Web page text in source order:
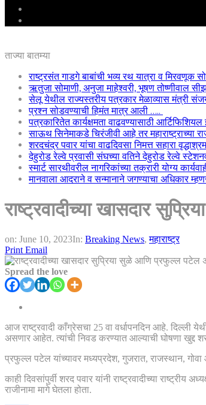
ताज्या बातम्या
राष्ट्रसंत गाडगे बाबांची भव्य रथ यात्रा व मिरवणूक
ऋतुजा सोमाणी, अनुजा माहेश्वरी, भूषण तोष्णीवाल
सेलू येथील राज्यस्तरीय पत्रकार मेळाव्यास मंत्री
प्रश्न सोडवण्याची हिमंत मात्र आली …..
पत्रकारितेत कार्यक्षमता वाढवण्यासाठी
साऊथ सिनेमाकडे चिरंजीवी आहे तर महाराष्ट्राच्या
शरदचंद्र पवार यांचा वाढदिवसा निमत्त सहारा
देहुरोड रेल्वे प्रवासी संघच्या वतिने देहुरोड रेल्वे
स्मार्ट सारथीवरील नागरिकांच्या तक्रारी योग्य
मानवाला आदराने व सन्मानाने जगण्याचा अधिकार
राष्ट्रवादीच्या खासदार
on: June 10, 2023In: Breaking News,महाराष्ट्र
Print Email
Spread the love
आज राष्ट्रवादी काँग्रेसचा 25 वा वर्धापनदिन आहे. दिल्ली
असणार आहेत. त्यांची निवड करण्यात आल्याची घोषणा खुद्द
प्रफुल्ल पटेल यांच्यावर मध्यप्रदेश, गुजरात, राजस्थान,
काही दिवसांपुर्वी शरद पवार यांनी राष्ट्रवादीच्या राष्ट्रीय
राजीनामा मागे घेतला होता.